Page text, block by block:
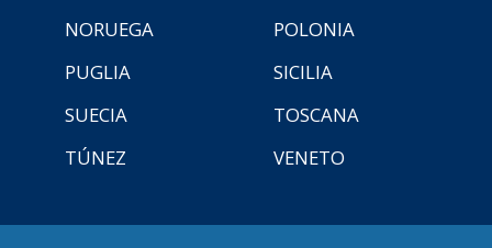
NORUEGA
POLONIA
PUGLIA
SICILIA
SUECIA
TOSCANA
TÚNEZ
VENETO